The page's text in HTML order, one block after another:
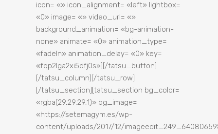
icon= «» icon_alignment= «left» lightbox=
«0» image= «» video_url= «»
background_animation= «bg-animation-
none» animate= «0» animation_type=
«fadeIn» animation_delay= «0» key=
«fqp2lga2xi5dfj0s»][/tatsu_button]
[/tatsu_column][/tatsu_row]
[/tatsu_section][tatsu_section bg_color=
«rgba(29,29,29,1)» bg_image=
«https://setemagym.es/wp-
content/uploads/2017/12/